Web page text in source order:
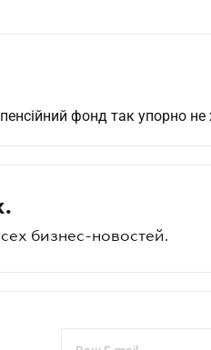
фонд так упорно
бизнес-новостей.